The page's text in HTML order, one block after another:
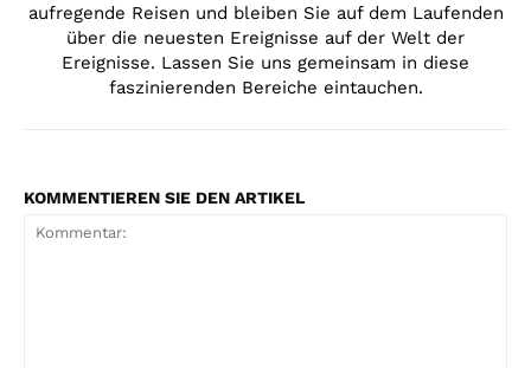
aufregende Reisen und bleiben Sie auf dem Laufenden
über die neuesten Ereignisse auf der Welt der
Ereignisse. Lassen Sie uns gemeinsam in diese
faszinierenden Bereiche eintauchen.
KOMMENTIEREN SIE DEN ARTIKEL